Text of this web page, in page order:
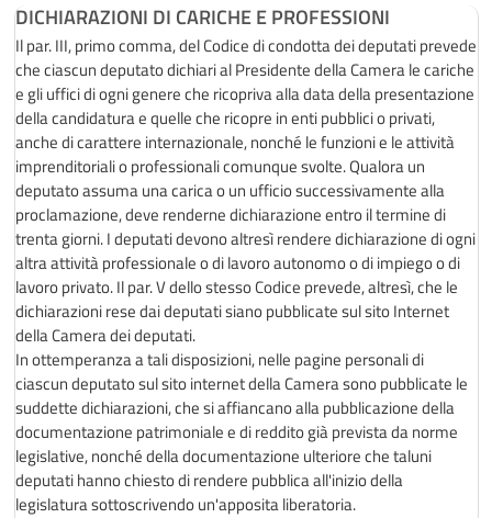
DICHIARAZIONI DI CARICHE E PROFESSIONI
Il par. III, primo comma, del Codice di condotta dei deputati prevede
che ciascun deputato dichiari al Presidente della Camera le cariche
e gli uffici di ogni genere che ricopriva alla data della presentazione
della candidatura e quelle che ricopre in enti pubblici o privati,
anche di carattere internazionale, nonché le funzioni e le attività
imprenditoriali o professionali comunque svolte. Qualora un
deputato assuma una carica o un ufficio successivamente alla
proclamazione, deve renderne dichiarazione entro il termine di
trenta giorni. I deputati devono altresì rendere dichiarazione di ogni
altra attività professionale o di lavoro autonomo o di impiego o di
lavoro privato. Il par. V dello stesso Codice prevede, altresì, che le
dichiarazioni rese dai deputati siano pubblicate sul sito Internet
della Camera dei deputati.
In ottemperanza a tali disposizioni, nelle pagine personali di
ciascun deputato sul sito internet della Camera sono pubblicate le
suddette dichiarazioni, che si affiancano alla pubblicazione della
documentazione patrimoniale e di reddito già prevista da norme
legislative, nonché della documentazione ulteriore che taluni
deputati hanno chiesto di rendere pubblica all'inizio della
legislatura sottoscrivendo un'apposita liberatoria.